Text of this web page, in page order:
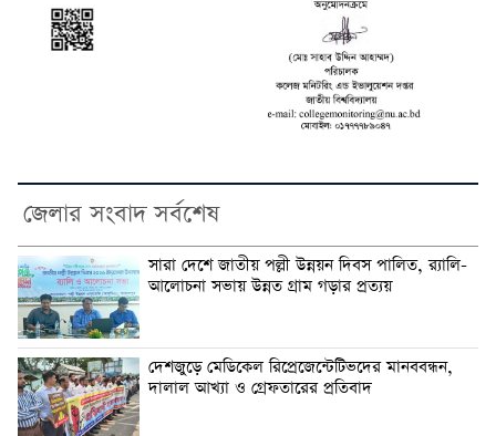
জেলার সংবাদ সর্বশেষ
সারা দেশে জাতীয় পল্লী উন্নয়ন দিবস পালিত, র‍্যালি-
আলোচনা সভায় উন্নত গ্রাম গড়ার প্রত্যয়
দেশজুড়ে মেডিকেল রিপ্রেজেন্টেটিভদের মানববন্ধন,
দালাল আখ্যা ও গ্রেফতারের প্রতিবাদ